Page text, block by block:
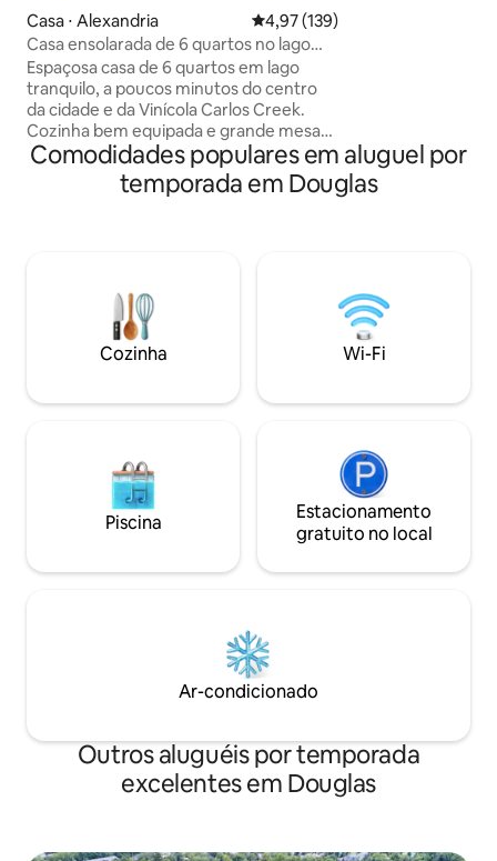
Casa ⋅ Alexandria 4,97 de uma avaliação média de
4,97 (139)
Casa ensolarada de 6 quartos no lago
tranquilo em Alexandria.
Espaçosa casa de 6 quartos em lago
tranquilo, a poucos minutos do centro
da cidade e da Vinícola Carlos Creek.
Cozinha bem equipada e grande mesa
de jantar que acomoda 12 pessoas.
Passe um tempo no convés sob a
pérgula, no pátio ou no cais. Nade e
propriedade. Ciclovia para quadras de
pickleball e trilha de bicicleta Central
Lakes. Perfeito para relaxar com seu
grupo em qualquer estação.
elétricos para os hóspedes.
públicos do Lago
Comodidades populares em aluguel por
temporada em Douglas
Cozinha Wi-Fi
Piscina
Estacionamento
gratuito no local
Ar-condicionado
Outros aluguéis por temporada
excelentes em Douglas